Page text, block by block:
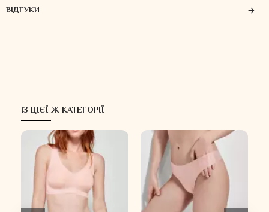
ВІДГУКИ
ІЗ ЦІЄЇ Ж КАТЕГОРІЇ